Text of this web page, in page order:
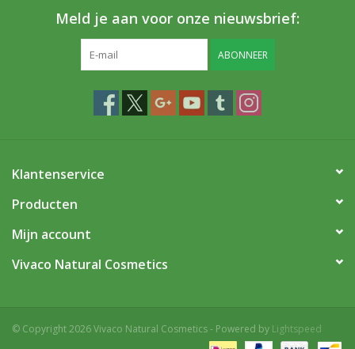
Meld je aan voor onze nieuwsbrief:
ABONNEER
Klantenservice
Producten
Mijn account
Vivaco Natural Cosmetics
© Copyright 2026 Vivaco Natural Cosmetics - Powered by Lightspeed